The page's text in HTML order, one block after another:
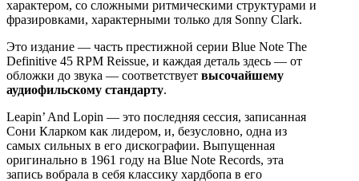
характером, со сложными ритмическими структурами и
фразировками, характерными только для Sonny Clark.
Это издание — часть престижной серии Blue Note The
Definitive 45 RPM Reissue, и каждая деталь здесь — от
обложки до звука — соответствует высочайшему
аудиофильскому стандарту.
Leapin’ And Lopin — это последняя сессия, записанная
Сони Кларком как лидером, и, безусловно, одна из
самых сильных в его дискографии. Выпущенная
оригинально в 1961 году на Blue Note Records, эта
запись вобрала в себя классику хардбопа в его